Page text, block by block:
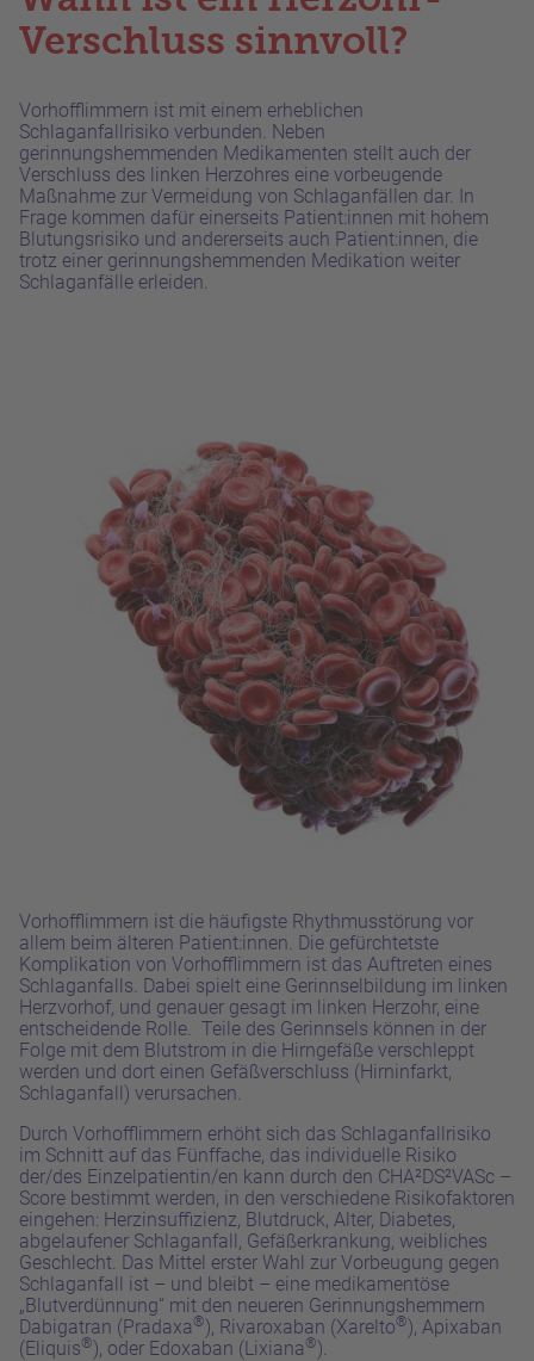
Verschluss sinnvoll?
Vorhofflimmern ist mit einem erheblichen
Schlaganfallrisiko verbunden. Neben
gerinnungshemmenden Medikamenten stellt auch der
Verschluss des linken Herzohres eine vorbeugende
Maßnahme zur Vermeidung von Schlaganfällen dar. In
Frage kommen dafür einerseits Patient:innen mit hohem
Blutungsrisiko und andererseits auch Patient:innen, die
trotz einer gerinnungshemmenden Medikation weiter
Schlaganfälle erleiden.
Vorhofflimmern ist die häufigste Rhythmusstörung vor
allem beim älteren Patient:innen. Die gefürchtetste
Komplikation von Vorhofflimmern ist das Auftreten eines
Schlaganfalls. Dabei spielt eine Gerinnselbildung im linken
Herzvorhof, und genauer gesagt im linken Herzohr, eine
entscheidende Rolle. Teile des Gerinnsels können in der
Folge mit dem Blutstrom in die Hirngefäße verschleppt
werden und dort einen Gefäßverschluss (Hirninfarkt,
Schlaganfall) verursachen.
Durch Vorhofflimmern erhöht sich das Schlaganfallrisiko
im Schnitt auf das Fünffache, das individuelle Risiko
der/des Einzelpatientin/en kann durch den CHA²DS²VASc –
Score bestimmt werden, in den verschiedene Risikofaktoren
eingehen: Herzinsuffizienz, Blutdruck, Alter, Diabetes,
abgelaufener Schlaganfall, Gefäßerkrankung, weibliches
Geschlecht. Das Mittel erster Wahl zur Vorbeugung gegen
Schlaganfall ist – und bleibt – eine medikamentöse
„Blutverdünnung“ mit den neueren Gerinnungshemmern
Dabigatran (Pradaxa®), Rivaroxaban (Xarelto®), Apixaban
(Eliquis®), oder Edoxaban (Lixiana®).